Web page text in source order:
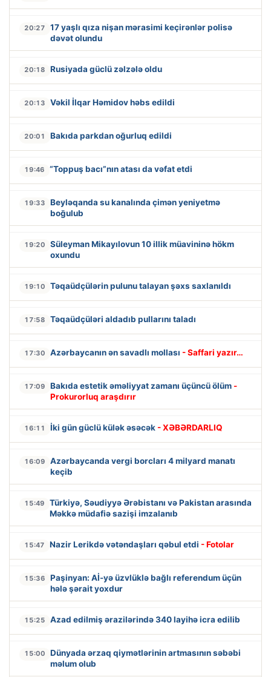
20:27
17 yaşlı qıza nişan mərasimi keçirənlər polisə
dəvət olundu
20:18 Rusiyada güclü zəlzələ oldu
20:13 Vəkil İlqar Həmidov həbs edildi
20:01 Bakıda parkdan oğurluq edildi
19:46 “Toppuş bacı”nın atası da vəfat etdi
19:33
Beyləqanda su kanalında çimən yeniyetmə
boğulub
19:20
Süleyman Mikayılovun 10 illik müavininə hökm
oxundu
19:10 Təqaüdçülərin pulunu talayan şəxs saxlanıldı
17:58 Təqaüdçüləri aldadıb pullarını taladı
17:30 Azərbaycanın ən savadlı mollası - Saffari yazır…
17:09 Bakıda estetik əməliyyat zamanı üçüncü ölüm -
Prokurorluq araşdırır
16:11 İki gün güclü külək əsəcək - XƏBƏRDARLIQ
16:09
Azərbaycanda vergi borcları 4 milyard manatı
keçib
15:49
Türkiyə, Səudiyyə Ərəbistanı və Pakistan arasında
Məkkə müdafiə sazişi imzalanıb
15:47 Nazir Lerikdə vətəndaşları qəbul etdi - Fotolar
15:36
Paşinyan: Aİ-yə üzvlüklə bağlı referendum üçün
hələ şərait yoxdur
15:25 Azad edilmiş ərazilərində 340 layihə icra edilib
15:00
Dünyada ərzaq qiymətlərinin artmasının səbəbi
məlum olub